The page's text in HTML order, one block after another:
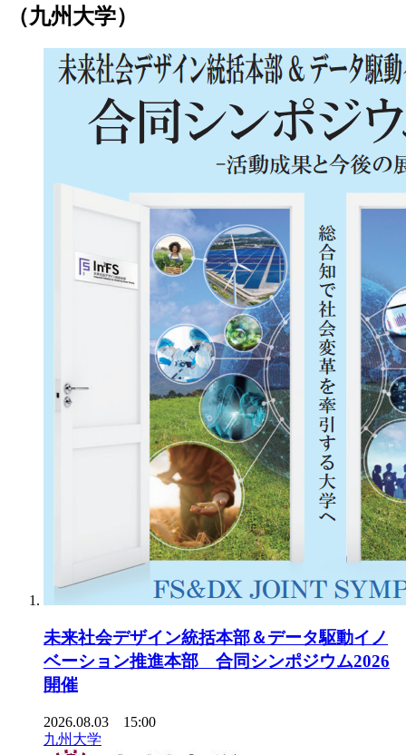
（九州大学）
未来社会デザイン統括本部＆データ駆動イノ
ベーション推進本部 合同シンポジウム2026
開催
2026.08.03 15:00
九州大学